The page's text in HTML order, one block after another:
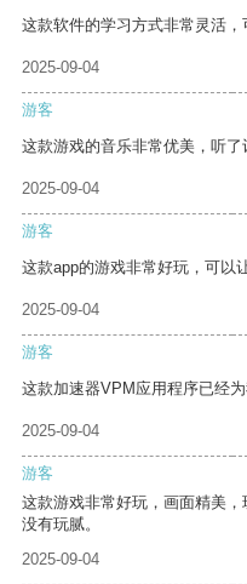
这款软件的学习方式非常灵活，
2025-09-04
游客
这款游戏的音乐非常优美，听了
2025-09-04
游客
这款app的游戏非常好玩，可以
2025-09-04
游客
这款加速器VPM应用程序已经
2025-09-04
游客
这款游戏非常好玩，画面精美
没有玩腻。
2025-09-04